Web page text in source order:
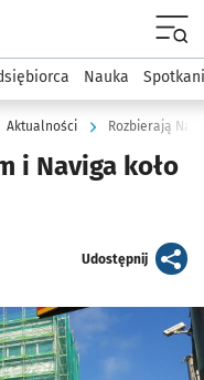
Strategia
Nauka
Aktualności Rozbierają
i Naviga koło
Udostępnijartykuł